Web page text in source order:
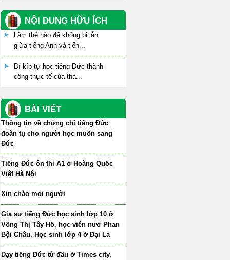
NỘI DUNG HỮU ÍCH
Làm thế nào để không bị lẫn
giữa tiếng Anh và tiến...
Bí kíp tự học tiếng Đức thành
công thực tế của thà...
BÀI VIẾT
Thông tin về chứng chỉ tiếng Đức
đoàn tụ cho người học muốn sang
Đức
Tiếng Đức ôn thi A1 ở Hoàng Quốc
Việt Hà Nội
Xin chào mọi người
Gia sư tiếng Đức học sinh lớp 10 ở
Võng Thị Tây Hồ, học viên nưở Phan
Bội Châu, Học sinh lớp 4 ở Đại La
Dạy tiếng Đức từ đầu ở Times city,